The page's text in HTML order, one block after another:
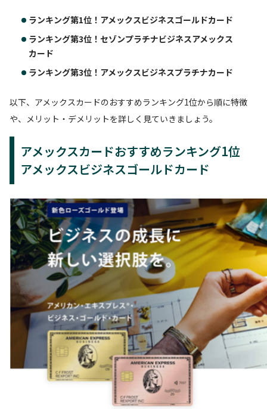
ランキング第1位！アメックスビジネスゴールドカード
ランキング第3位！セゾンプラチナビジネスアメックス
カード
ランキング第3位！アメックスビジネスプラチナカード
以下、アメックスカードのおすすめランキング1位から順に特徴
や、メリット・デメリットを詳しく見ていきましょう。
アメックスカードおすすめランキング1位
アメックスビジネスゴールドカード